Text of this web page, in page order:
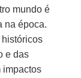
mundo é
na época.
e das
impactos